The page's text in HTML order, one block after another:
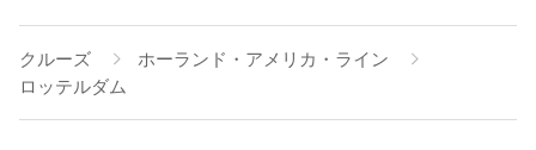
クルーズ
ホーランド・アメリカ・ライン
ロッテルダム